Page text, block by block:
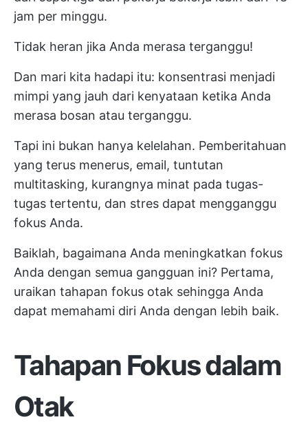
jam per minggu.
Tidak heran jika Anda merasa terganggu!
Dan mari kita hadapi itu: konsentrasi menjadi
mimpi yang jauh dari kenyataan ketika Anda
merasa bosan atau terganggu.
Tapi ini bukan hanya kelelahan. Pemberitahuan
yang terus menerus, email, tuntutan
multitasking, kurangnya minat pada tugas-
tugas tertentu, dan stres dapat mengganggu
fokus Anda.
Baiklah, bagaimana Anda meningkatkan fokus
Anda dengan semua gangguan ini? Pertama,
uraikan tahapan fokus otak sehingga Anda
dapat memahami diri Anda dengan lebih baik.
Tahapan Fokus dalam
Otak